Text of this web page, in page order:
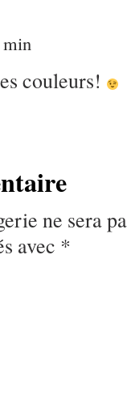
min
couleurs!
ne sera
avec *